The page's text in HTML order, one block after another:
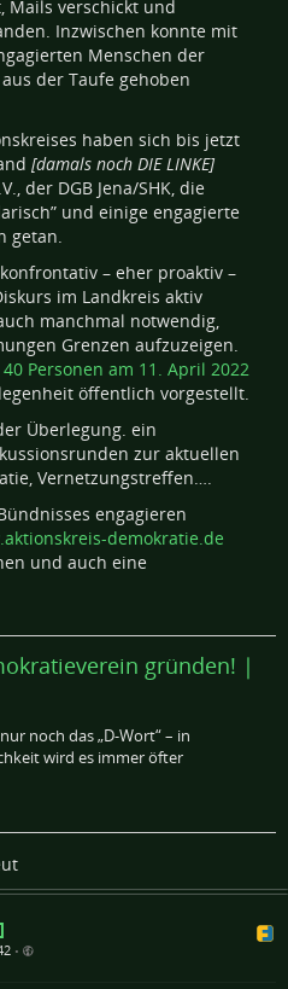
Mails verschickt und
Inzwischen konnte mit
Menschen der
der Taufe gehoben
haben sich bis jetzt
[damals noch DIE LINKE]
der DGB Jena/SHK, die
und einige engagierte
getan.
– eher proaktiv –
im Landkreis aktiv
manchmal notwendig,
Grenzen aufzuzeigen.
Personen am 11. April 2022
öffentlich vorgestellt.
Überlegung. ein
zur aktuellen
Vernetzungstreffen….
engagieren
demokratie.de
und auch eine
gründen! |
noch das „D-Wort“ – in
wird es immer öfter
•